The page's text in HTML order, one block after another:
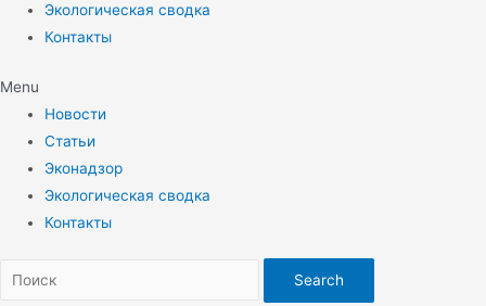
Экологическая сводка
Контакты
Menu
Новости
Статьи
Эконадзор
Экологическая сводка
Контакты
Search